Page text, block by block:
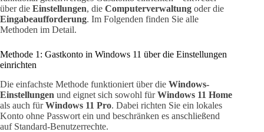
über die Einstellungen, die Computerverwaltung oder die
Eingabeaufforderung. Im Folgenden finden Sie alle
Methoden im Detail.
Methode 1: Gastkonto in Windows 11 über die Einstellungen
einrichten
Die einfachste Methode funktioniert über die Windows-
Einstellungen und eignet sich sowohl fürWindows 11 Home
als auch fürWindows 11 Pro. Dabei richten Sie ein lokales
Konto ohne Passwort ein und beschränken es anschließend
auf Standard-Benutzerrechte.